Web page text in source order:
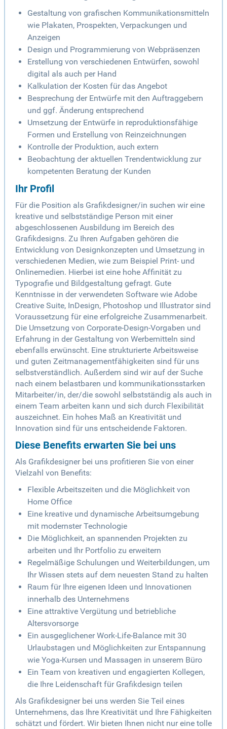
Gestaltung von grafischen Kommunikationsmitteln
wie Plakaten, Prospekten, Verpackungen und
Anzeigen
Design und Programmierung von Webpräsenzen
Erstellung von verschiedenen Entwürfen, sowohl
digital als auch per Hand
Kalkulation der Kosten für das Angebot
Besprechung der Entwürfe mit den Auftraggebern
und ggf. Änderung entsprechend
Umsetzung der Entwürfe in reproduktionsfähige
Formen und Erstellung von Reinzeichnungen
Kontrolle der Produktion, auch extern
Beobachtung der aktuellen Trendentwicklung zur
kompetenten Beratung der Kunden
Ihr Profil
Für die Position als Grafikdesigner/in suchen wir eine
kreative und selbstständige Person mit einer
abgeschlossenen Ausbildung im Bereich des
Grafikdesigns. Zu Ihren Aufgaben gehören die
Entwicklung von Designkonzepten und Umsetzung in
verschiedenen Medien, wie zum Beispiel Print- und
Onlinemedien. Hierbei ist eine hohe Affinität zu
Typografie und Bildgestaltung gefragt. Gute
Kenntnisse in der verwendeten Software wie Adobe
Creative Suite, InDesign, Photoshop und Illustrator sind
Voraussetzung für eine erfolgreiche Zusammenarbeit.
Die Umsetzung von Corporate-Design-Vorgaben und
Erfahrung in der Gestaltung von Werbemitteln sind
ebenfalls erwünscht. Eine strukturierte Arbeitsweise
und guten Zeitmanagementfähigkeiten sind für uns
selbstverständlich. Außerdem sind wir auf der Suche
nach einem belastbaren und kommunikationsstarken
Mitarbeiter/in, der/die sowohl selbstständig als auch in
einem Team arbeiten kann und sich durch Flexibilität
auszeichnet. Ein hohes Maß an Kreativität und
Innovation sind für uns entscheidende Faktoren.
Diese Benefits erwarten Sie bei uns
Als Grafikdesigner bei uns profitieren Sie von einer
Vielzahl von Benefits:
Flexible Arbeitszeiten und die Möglichkeit von
Home Office
Eine kreative und dynamische Arbeitsumgebung
mit modernster Technologie
Die Möglichkeit, an spannenden Projekten zu
arbeiten und Ihr Portfolio zu erweitern
Regelmäßige Schulungen und Weiterbildungen, um
Ihr Wissen stets auf dem neuesten Stand zu halten
Raum für Ihre eigenen Ideen und Innovationen
innerhalb des Unternehmens
Eine attraktive Vergütung und betriebliche
Altersvorsorge
Ein ausgeglichener Work-Life-Balance mit 30
Urlaubstagen und Möglichkeiten zur Entspannung
wie Yoga-Kursen und Massagen in unserem Büro
Ein Team von kreativen und engagierten Kollegen,
die Ihre Leidenschaft für Grafikdesign teilen
Als Grafikdesigner bei uns werden Sie Teil eines
Unternehmens, das Ihre Kreativität und Ihre Fähigkeiten
schätzt und fördert. Wir bieten Ihnen nicht nur eine tolle